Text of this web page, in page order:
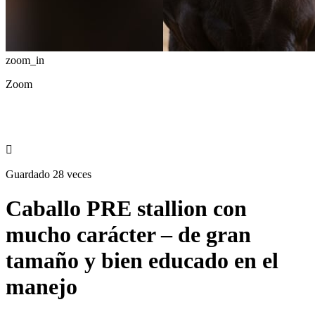
zoom_in
Zoom

Guardado 28 veces
Caballo PRE stallion con
mucho carácter – de gran
tamaño y bien educado en el
manejo